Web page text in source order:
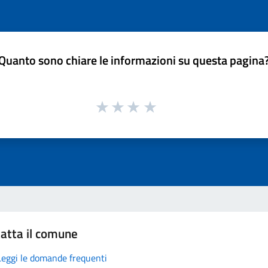
sono chiare le informazioni su questa
il comune
le domande frequenti